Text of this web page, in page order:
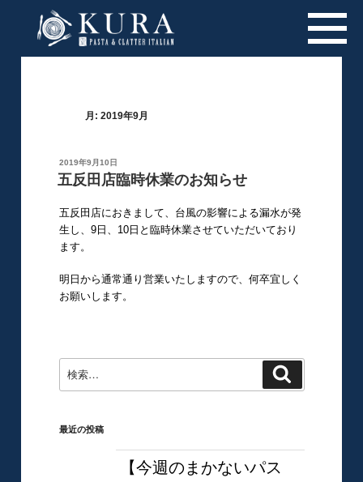
月: 2019年9月
投
稿
日:
2019年9月10日
五反田店臨時休業のお知らせ
五反田店におきまして、台風の影響による漏水が発
生し、9日、10日と臨時休業させていただいており
ます。
明日から通常通り営業いたしますので、何卒宜しく
お願いします。
索:
最近の投稿
【今週のまかないパス